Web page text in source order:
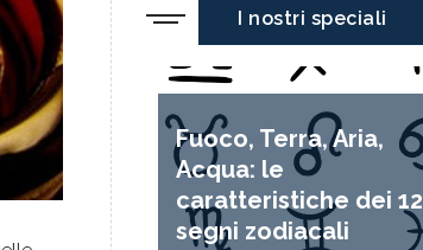
I nostri speciali
Fuoco, Terra, Aria,
Acqua: le
caratteristiche dei 12
segni zodiacali